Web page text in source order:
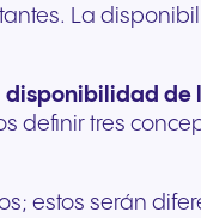
La
disponibilidad de
definir tres
estos serán